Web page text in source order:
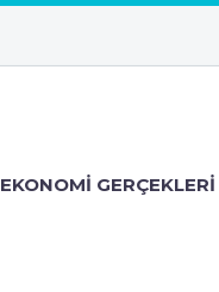
EKONOMI GERÇEKLERI